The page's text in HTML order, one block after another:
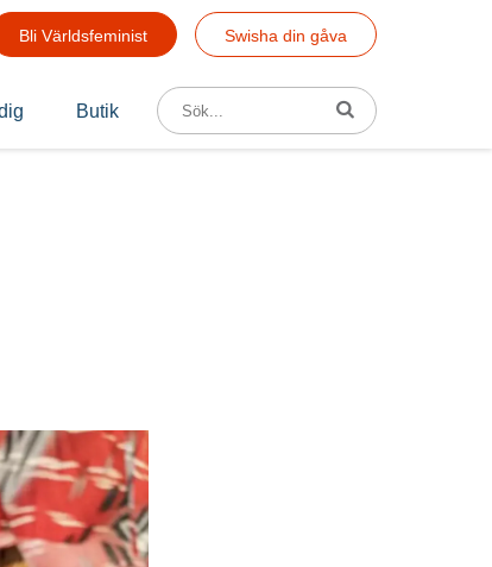
Bli Världsfeminist Swisha din gåva
Butik
Sök efter: